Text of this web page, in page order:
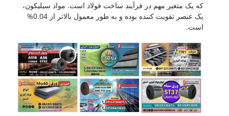
که یک متغیر مهم در فرآیند ساخت فولاد است. مواد سیلیکون،
یک عنصر تقویت کننده بوده و به طور معمول بالاتر از 0.04%
است.